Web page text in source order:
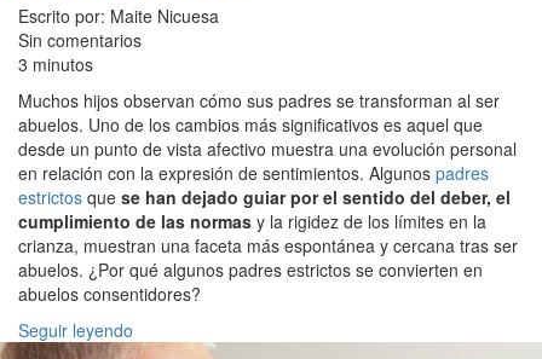
Escrito por: Maite Nicuesa
Sin comentarios
3 minutos
Muchos hijos observan cómo sus padres se transforman al ser
abuelos. Uno de los cambios más significativos es aquel que
desde un punto de vista afectivo muestra una evolución personal
en relación con la expresión de sentimientos. Algunos padres
estrictos que se han dejado guiar por el sentido del deber, el
cumplimiento de las normas y la rigidez de los límites en la
crianza, muestran una faceta más espontánea y cercana tras ser
abuelos. ¿Por qué algunos padres estrictos se convierten en
abuelos consentidores?
Seguir leyendo